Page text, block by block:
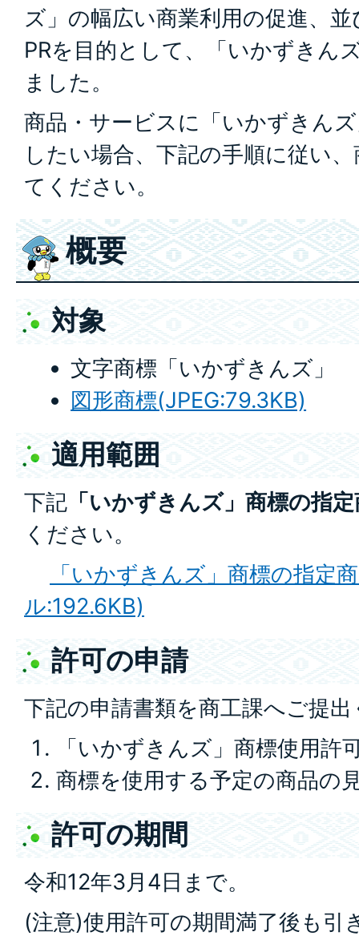
ズ」の幅広い商業利用の促進、
PRを目的として、「いかずきん
ました。
商品・サービスに「いかずきん
したい場合、下記の手順に従い
てください。
概要
対象
文字商標「いかずきんズ」
図形商標(JPEG:79.3KB)
適用範囲
下記 「いかずきんズ」商標の指
ください。
「いかずきんズ」商標の指定
ル:192.6KB)
許可の申請
下記の申請書類を商工課へご提
「いかずきんズ」商標使用許
商標を使用する予定の商品の
許可の期間
令和12年3月4日まで。
(注意)使用許可の期間満了後も引